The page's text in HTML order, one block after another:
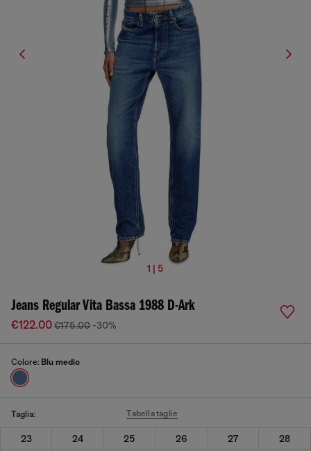
1 | 5
Jeans Regular Vita Bassa 1988 D-Ark
€122.00€175.00 -30%
Colore: Blu medio
Taglia: Tabella taglie
23 24 25 26 27
28